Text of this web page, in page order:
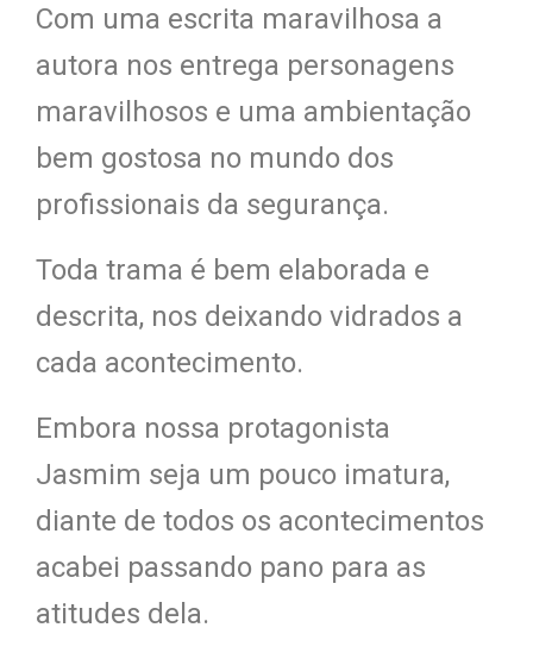
Com uma escrita maravilhosa a
autora nos entrega personagens
maravilhosos e uma ambientação
bem gostosa no mundo dos
profissionais da segurança.
Toda trama é bem elaborada e
descrita, nos deixando vidrados a
cada acontecimento.
Embora nossa protagonista
Jasmim seja um pouco imatura,
diante de todos os acontecimentos
acabei passando pano para as
atitudes dela.